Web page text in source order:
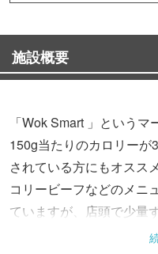
施設概要
「Wok Smart 」というマ
150g当たりのカロリー
されている方にもオスス
コリービーフなどのメニ
ていますが、店頭で少量
の最適な鮮度を保ってい